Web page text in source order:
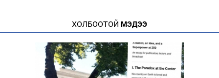
ХОЛБООТОЙ МЭДЭЭ